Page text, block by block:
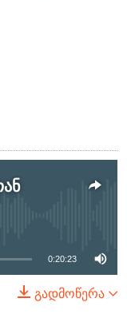
0:20:23
გადმოწერა